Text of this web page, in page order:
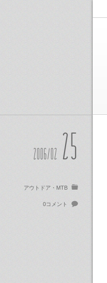
2006/02 25
アウトドア・MTB
0コメント